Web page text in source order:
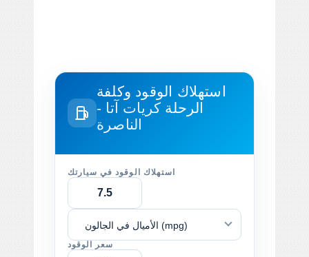
استهلاك الوقود وكلفة
الرحلة كريات آتا -
الناصرة
استهلاك الوقود في سيارتك
الأميال في الجالون (mpg)
سعر الوقود